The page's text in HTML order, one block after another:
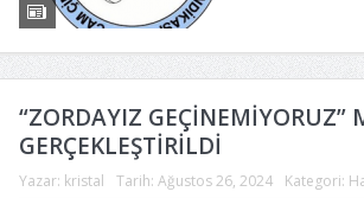
“ZORDAYIZ GEÇİNEMİYORUZ”
GERÇEKLEŞTİRİLDİ
Yazar: kristal Tarih: Ağustos 26, 2024 Kategori: